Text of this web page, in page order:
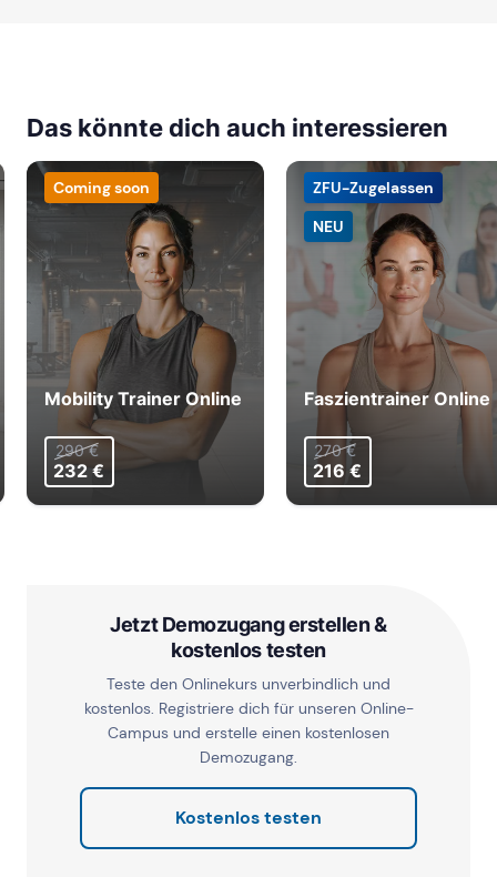
Das könnte dich auch interessieren
Coming soon
Mobility Trainer Online
290 €
232 €
NEU
ZFU-Zugelassen
Faszientrainer Online
270 €
216 €
Jetzt Demozugang erstellen &
kostenlos testen
Teste den Onlinekurs unverbindlich und
kostenlos. Registriere dich für unseren Online-
Campus und erstelle einen kostenlosen
Demozugang.
Kostenlos testen